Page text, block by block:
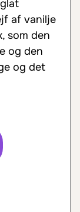
af vanilje
som den
og den
og det